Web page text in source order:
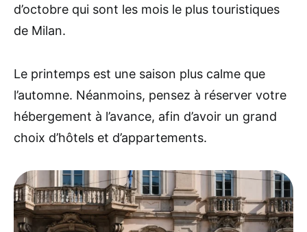
d’octobre qui sont les mois le plus touristiques
de Milan.
Le printemps est une saison plus calme que
l’automne. Néanmoins, pensez à réserver votre
hébergement à l’avance, afin d’avoir un grand
choix d’hôtels et d’appartements.